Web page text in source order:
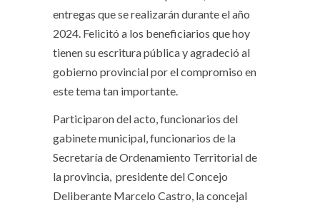
entregas que se realizarán durante el año
2024. Felicitó a los beneficiarios que hoy
tienen su escritura pública y agradeció al
gobierno provincial por el compromiso en
este tema tan importante.
Participaron del acto, funcionarios del
gabinete municipal, funcionarios de la
Secretaría de Ordenamiento Territorial de
la provincia, presidente del Concejo
Deliberante Marcelo Castro, la concejal